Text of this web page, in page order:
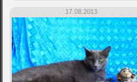
17.08.2013